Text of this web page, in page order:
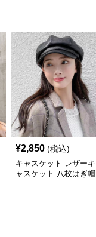
¥2,850 (税込)
キャスケット レザーキ
ャスケット 八枚はぎ帽